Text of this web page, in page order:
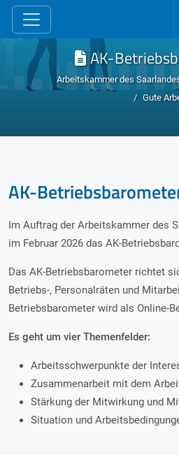
zum Inhalt
AK-
Arbeitskammer des
Gute
AK-
Im Auftrag der Arbeitskammer des
im Februar 2026 das AK-
Das AK-Betriebsbarometer richtet
Betriebs-, Personalräten und
Betriebsbarometer wird als Online-
Es geht um vier Themenfelder:
Arbeitsschwerpunkte der
Zusammenarbeit mit dem
Stärkung der Mitwirkung und
Situation und